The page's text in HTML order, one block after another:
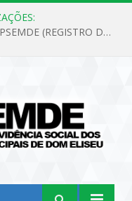
PREGÃO ELETRÔNICO Nº 02/2026-IPSEMDE (REGISTRO DE PREÇOS PARA FUTURA E EVENTUAL AQUISIÇÃO DE MATERIAL DE LIMPEZA E GÊNEROS ALIMENTÍCIOS PARA ATENDER AS NECESSIDADES DO INSTITUTO DE PREVIDÊNCIA SOCIAL DOS SERVIDORES MUNICIPAIS DE DOM ELISEU.)